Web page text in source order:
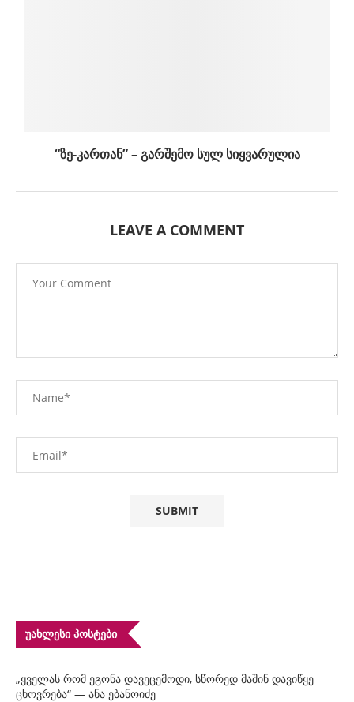
“ზე-კართან” – გარშემო სულ სიყვარულია
LEAVE A COMMENT
ᲣᲐᲮᲚᲔᲡᲘ ᲞᲝᲡᲢᲔᲑᲘ
„ყველას რომ ეგონა დავეცემოდი, სწორედ მაშინ დავიწყე
ცხოვრება“ — ანა ებანოიძე